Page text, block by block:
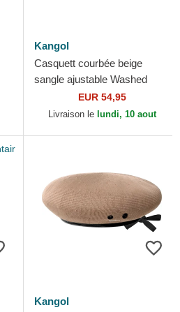
Kangol
Casquett courbée beige
sangle ajustable Washed
Baseball de Kangol
EUR 54,95
Livraison le lundi, 10 aout
Kangol